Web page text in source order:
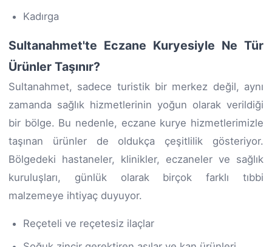
Kadırga
Sultanahmet'te Eczane Kuryesiyle Ne Tür
Ürünler Taşınır?
Sultanahmet, sadece turistik bir merkez değil, aynı
zamanda sağlık hizmetlerinin yoğun olarak verildiği
bir bölge. Bu nedenle, eczane kurye hizmetlerimizle
taşınan ürünler de oldukça çeşitlilik gösteriyor.
Bölgedeki hastaneler, klinikler, eczaneler ve sağlık
kuruluşları, günlük olarak birçok farklı tıbbi
malzemeye ihtiyaç duyuyor.
Reçeteli ve reçetesiz ilaçlar